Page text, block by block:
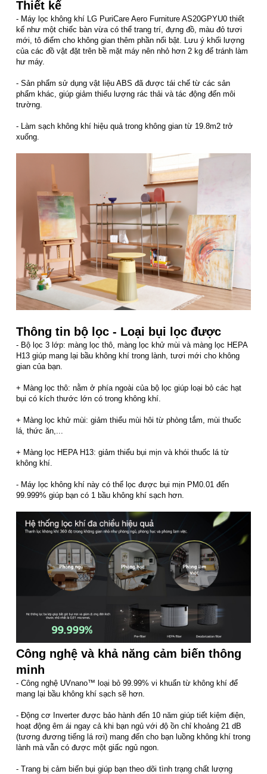
Thiết kế
- Máy lọc không khí LG PuriCare Aero Furniture AS20GPYU0 thiết
kế như một chiếc bàn vừa có thể trang trí, đựng đồ, màu đỏ tươi
mới, tô điểm cho không gian thêm phần nổi bật. Lưu ý khối lượng
của các đồ vật đặt trên bề mặt máy nên nhỏ hơn 2 kg để tránh làm
hư máy.
- Sản phẩm sử dụng vật liệu ABS đã được tái chế từ các sản
phẩm khác, giúp giảm thiểu lượng rác thải và tác động đến môi
trường.
- Làm sạch không khí hiệu quả trong không gian từ 19.8m2 trở
xuống.
Thông tin bộ lọc - Loại bụi lọc được
- Bộ lọc 3 lớp: màng lọc thô, màng lọc khử mùi và màng lọc HEPA
H13 giúp mang lại bầu không khí trong lành, tươi mới cho không
gian của bạn.
+ Màng lọc thô: nằm ở phía ngoài của bộ lọc giúp loại bỏ các hạt
bụi có kích thước lớn có trong không khí.
+ Màng lọc khử mùi: giảm thiểu mùi hôi từ phòng tắm, mùi thuốc
lá, thức ăn,...
+ Màng lọc HEPA H13: giảm thiểu bụi mịn và khói thuốc lá từ
không khí.
- Máy lọc không khí này có thể lọc được bụi mịn PM0.01 đến
99.999% giúp bạn có 1 bầu không khí sạch hơn.
Công nghệ và khả năng cảm biến thông
minh
- Công nghệ UVnano™ loại bỏ 99.99% vi khuẩn từ không khí để
mang lại bầu không khí sạch sẽ hơn.
- Động cơ Inverter được bảo hành đến 10 năm giúp tiết kiệm điện,
hoạt động êm ái ngay cả khi bạn ngủ với độ ồn chỉ khoảng 21 dB
(tương đương tiếng lá rơi) mang đến cho bạn luồng không khí trong
lành mà vẫn có được một giấc ngủ ngon.
- Trang bị cảm biến bụi giúp bạn theo dõi tình trạng chất lượng